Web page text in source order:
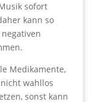
sofort
kann so
Medikamente,
wahllos
sonst kann